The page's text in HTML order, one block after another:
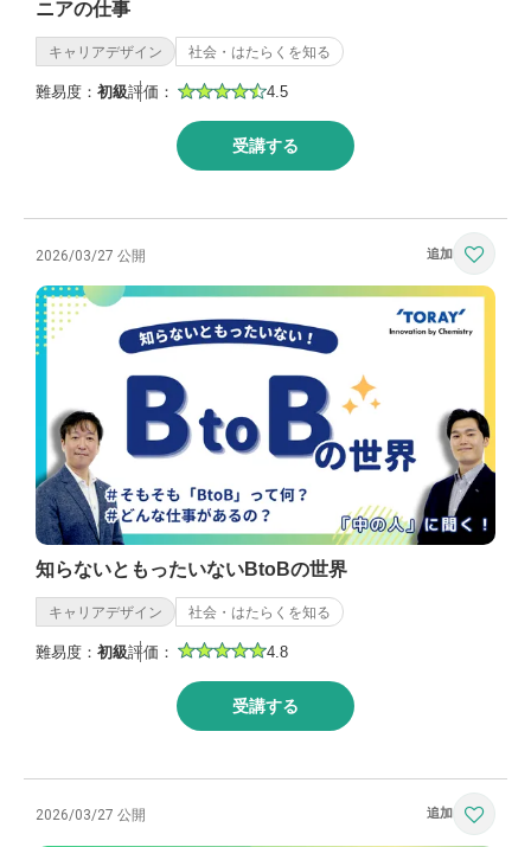
ニアの仕事
キャリアデザイン 社会・はたらくを知る
難易度： 初級評価： 4.5
受講する
2026/03/27 公開
知らないともったいないBtoBの世界
キャリアデザイン 社会・はたらくを知る
難易度： 初級評価： 4.8
受講する
2026/03/27 公開